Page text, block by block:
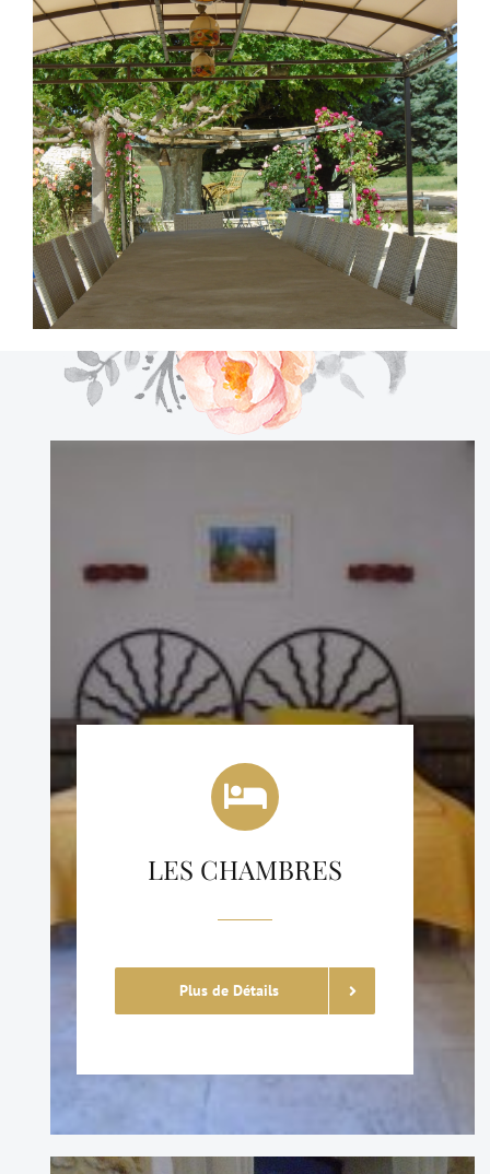
LES CHAMBRES
Plus de Détails